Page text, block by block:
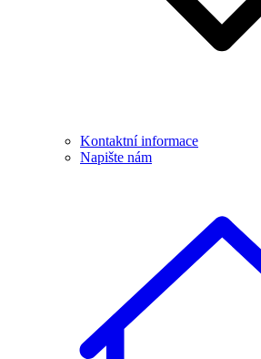
Kontaktní informace
Napište nám